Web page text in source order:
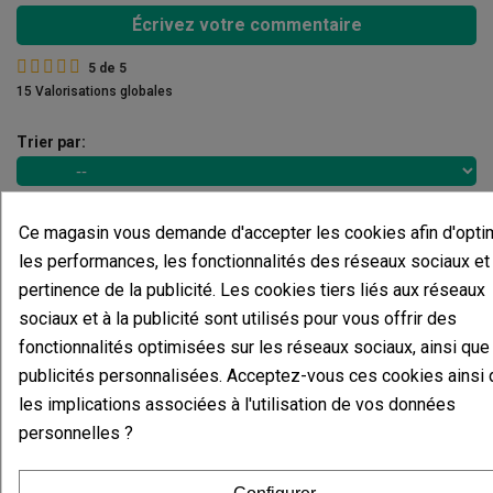
Écrivez votre commentaire
5 de 5
15 Valorisations globales
Trier par:
Commentaires surExtracteur
Tubulaire VK
Il n'y a pas d'avis dans votre langue, vérifiez-les tous en
cliquant sur « avis dans d'autres langues ».
Afficher les commentaires dans d’autres langues
Ce magasin vous demande d'accepter les cookies afin
les performances, les fonctionnalités des réseaux sociaux et
pertinence de la publicité. Les cookies tiers liés aux réseaux
sociaux et à la publicité sont utilisés pour vous offrir des
fonctionnalités optimisées sur les réseaux sociaux, ainsi
publicités personnalisées. Acceptez-vous ces cookies ainsi
les implications associées à l'utilisation de vos données
personnelles ?